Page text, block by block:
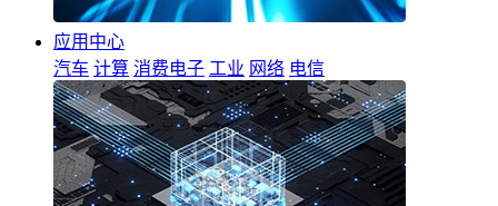
应用中心
汽车 计算 消费电子 工业 网络 电信